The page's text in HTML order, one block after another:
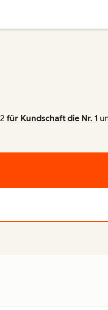
für Kundschaft die Nr. 1